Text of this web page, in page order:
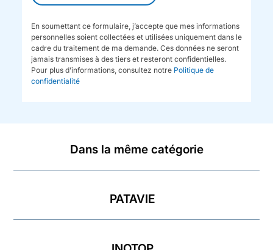
En soumettant ce formulaire, j’accepte que mes informations
personnelles soient collectées et utilisées uniquement dans le
cadre du traitement de ma demande. Ces données ne seront
jamais transmises à des tiers et resteront confidentielles.
Pour plus d’informations, consultez notre Politique de
confidentialité
Dans la même catégorie
PATAVIE